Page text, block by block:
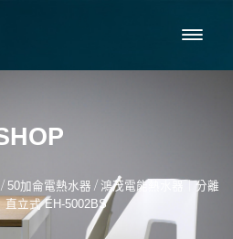
/ 50加侖電熱水器 / 鴻茂電能熱水器｜分離
直立式 EH-5002BS